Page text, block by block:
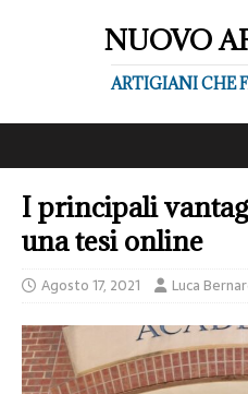
NUOVO
ARTIGIANI CHE
I principali
una tesi online
Agosto 17, 2021 Luca